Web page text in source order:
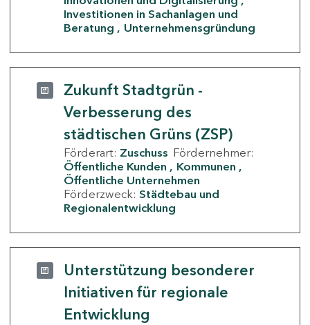
Investitionen in Sachanlagen und
Beratung
Unternehmensgründung
Zukunft Stadtgrün -
Verbesserung des
städtischen Grüns (ZSP)
Förderart: Zuschuss Fördernehmer:
Öffentliche Kunden
Kommunen
Öffentliche Unternehmen
Förderzweck: Städtebau und
Regionalentwicklung
Unterstützung besonderer
Initiativen für regionale
Entwicklung